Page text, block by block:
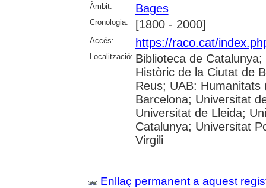
Àmbit:
Bages
Cronologia: [1800 - 2000]
Accés: https://raco.cat/
Localització: Biblioteca de
Històric de la Ciutat de
Reus; UAB:
Barcelona; Universitat
Universitat de Lleida;
Catalunya; Universitat
Virgili
Enllaç permanent a aquest